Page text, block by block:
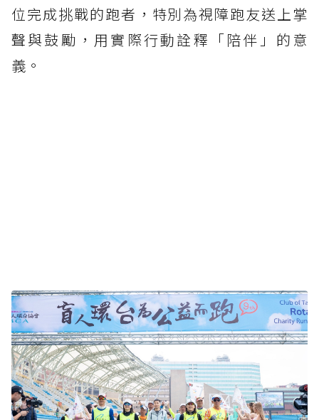
位完成挑戰的跑者，特別為視障跑友送上掌
聲與鼓勵，用實際行動詮釋「陪伴」的意
義。